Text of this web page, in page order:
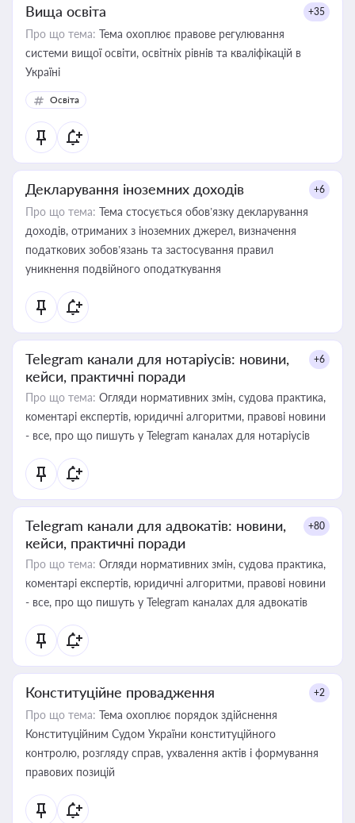
Вища освіта +35
Про що тема: Тема охоплює правове регулювання
системи вищої освіти, освітніх рівнів та кваліфікацій в
Україні
Освіта
Декларування іноземних доходів +6
Про що тема: Тема стосується обов’язку декларування
доходів, отриманих з іноземних джерел, визначення
податкових зобов’язань та застосування правил
уникнення подвійного оподаткування
Telegram канали для нотаріусів: новини,
кейси, практичні поради
+6
Про що тема: Огляди нормативних змін, судова практика,
коментарі експертів, юридичні алгоритми, правові новини
- все, про що пишуть у Telegram каналах для нотаріусів
Telegram канали для адвокатів: новини,
кейси, практичні поради
+80
Про що тема: Огляди нормативних змін, судова практика,
коментарі експертів, юридичні алгоритми, правові новини
- все, про що пишуть у Telegram каналах для адвокатів
Конституційне провадження +2
Про що тема: Тема охоплює порядок здійснення
Конституційним Судом України конституційного
контролю, розгляду справ, ухвалення актів і формування
правових позицій